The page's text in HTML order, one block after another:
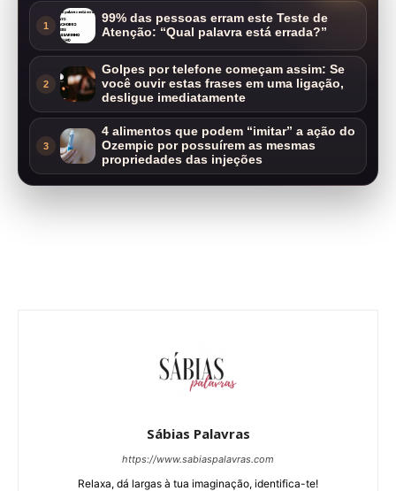
1
99% das pessoas erram este Teste de
Atenção: “Qual palavra está errada?”
2
Golpes por telefone começam assim: Se
você ouvir estas frases em uma ligação,
desligue imediatamente
3
4 alimentos que podem “imitar” a ação do
Ozempic por possuírem as mesmas
propriedades das injeções
Sábias Palavras
https://www.sabiaspalavras.com
Relaxa, dá largas à tua imaginação, identifica-te!